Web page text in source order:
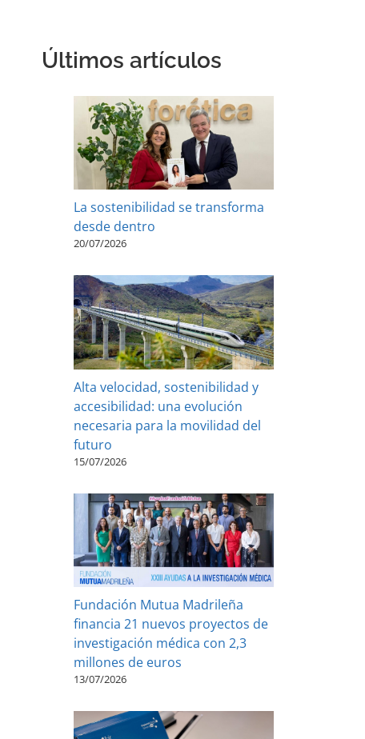
Últimos artículos
La sostenibilidad se transforma
desde dentro
20/07/2026
Alta velocidad, sostenibilidad y
accesibilidad: una evolución
necesaria para la movilidad del
futuro
15/07/2026
Fundación Mutua Madrileña
financia 21 nuevos proyectos de
investigación médica con 2,3
millones de euros
13/07/2026